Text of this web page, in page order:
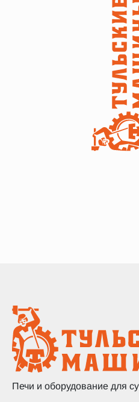
Печи и оборудование для